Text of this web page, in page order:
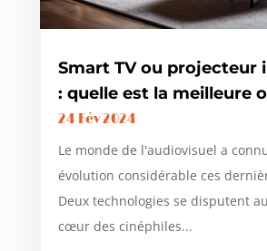
Smart TV ou projecteur
: quelle est la meilleure
24 Fév 2024
Le monde de l'audiovisuel a
évolution considérable ces
Deux technologies se disputent
cœur des cinéphiles...